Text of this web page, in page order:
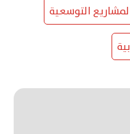
التوسعية